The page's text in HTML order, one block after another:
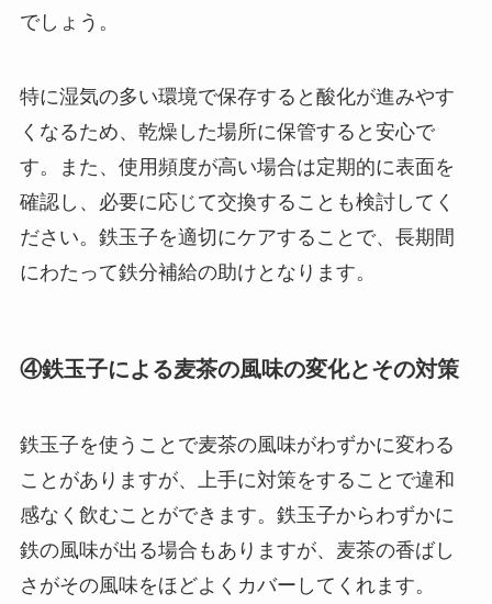
でしょう。
特に湿気の多い環境で保存すると酸化が進みやす
くなるため、乾燥した場所に保管すると安心で
す。また、使用頻度が高い場合は定期的に表面を
確認し、必要に応じて交換することも検討してく
ださい。鉄玉子を適切にケアすることで、長期間
にわたって鉄分補給の助けとなります。
④鉄玉子による麦茶の風味の変化とその対策
鉄玉子を使うことで麦茶の風味がわずかに変わる
ことがありますが、上手に対策をすることで違和
感なく飲むことができます。鉄玉子からわずかに
鉄の風味が出る場合もありますが、麦茶の香ばし
さがその風味をほどよくカバーしてくれます。